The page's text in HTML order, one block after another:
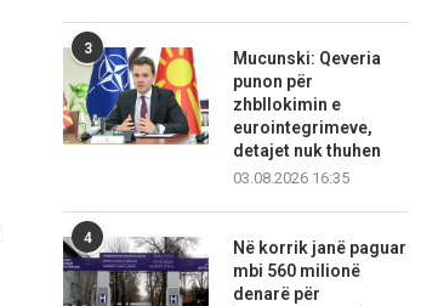
3
Mucunski: Qeveria
punon për
zhbllokimin e
eurointegrimeve,
detajet nuk thuhen
03.08.2026 16:35
4
Në korrik janë paguar
mbi 560 milionë
denarë për